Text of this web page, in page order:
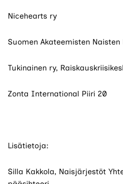
Nicehearts ry
Suomen Akateemisten Naisten
Tukinainen ry,
Zonta International Piiri 20
Lisätietoja:
Silla Kakkola, Naisjärjestöt